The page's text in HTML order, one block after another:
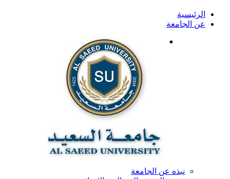
الرئيسية
عن الجامعة
نبذه عن الجامعة